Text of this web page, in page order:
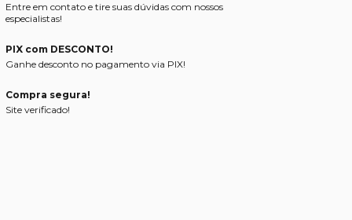
Entre em contato e tire suas dúvidas com nossos
especialistas!
PIX com DESCONTO!
Ganhe desconto no pagamento via PIX!
Compra segura!
Site verificado!